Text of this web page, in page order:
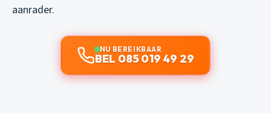
aanrader.
NU BEREIKBAAR
BEL 085 019 49 29